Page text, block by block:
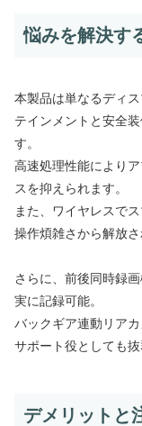
悩みを解決す
本製品は単なるディ
テインメントと安全
す。
高速処理性能により
スを抑えられます。
また、ワイヤレスで
操作煩雑さから解放
さらに、前後同時録
実に記録可能。
バックギア連動リア
サポート役としても抜
デメリットと